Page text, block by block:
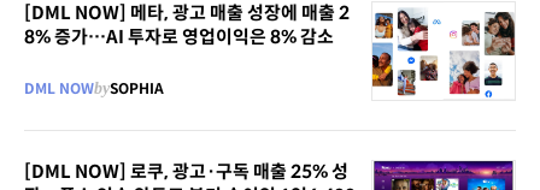
[DML NOW] 메타, 광고 매출 성장에 매출 2
8% 증가…AI 투자로 영업이익은 8% 감소
DML NOWbySOPHIA
[DML NOW] 로쿠, 광고·구독 매출 25% 성